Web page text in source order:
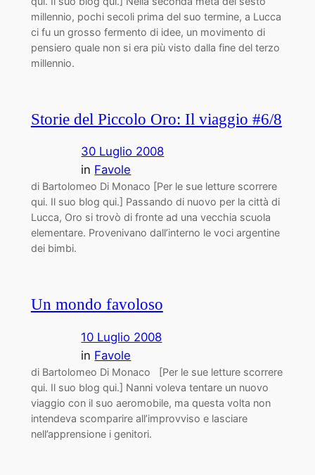
millennio, pochi secoli prima del suo termine, a Lucca
ci fu un grosso fermento di idee, un movimento di
pensiero quale non si era più visto dalla fine del terzo
millennio.
Storie del Piccolo Oro: Il viaggio #6/8
30 Luglio 2008
in Favole
di Bartolomeo Di Monaco [Per le sue letture scorrere
qui. Il suo blog qui.] Passando di nuovo per la città di
Lucca, Oro si trovò di fronte ad una vecchia scuola
elementare. Provenivano dall’interno le voci argentine
dei bimbi.
Un mondo favoloso
10 Luglio 2008
in Favole
di Bartolomeo Di Monaco [Per le sue letture scorrere
qui. Il suo blog qui.] Nanni voleva tentare un nuovo
viaggio con il suo aeromobile, ma questa volta non
intendeva scomparire all’improvviso e lasciare
nell’apprensione i genitori.